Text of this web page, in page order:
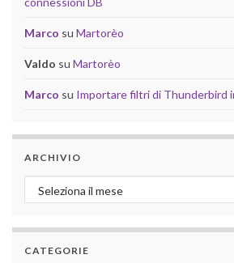
Marco su Martorèo
Valdo su Martorèo
Marco su Importare filtri di Thunderbird
ARCHIVIO
Archivio
CATEGORIE